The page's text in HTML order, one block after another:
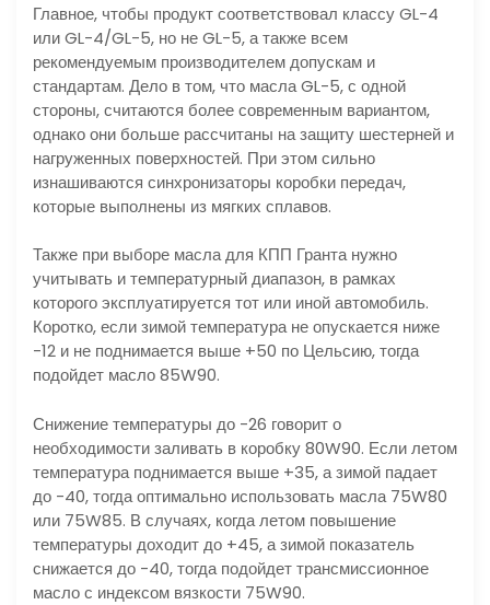
Главное, чтобы продукт соответствовал классу GL-4
или GL-4/GL-5, но не GL-5, а также всем
рекомендуемым производителем допускам и
стандартам. Дело в том, что масла GL-5, с одной
стороны, считаются более современным вариантом,
однако они больше рассчитаны на защиту шестерней и
нагруженных поверхностей. При этом сильно
изнашиваются синхронизаторы коробки передач,
которые выполнены из мягких сплавов.
Также при выборе масла для КПП Гранта нужно
учитывать и температурный диапазон, в рамках
которого эксплуатируется тот или иной автомобиль.
Коротко, если зимой температура не опускается ниже
-12 и не поднимается выше +50 по Цельсию, тогда
подойдет масло 85W90.
Снижение температуры до -26 говорит о
необходимости заливать в коробку 80W90. Если летом
температура поднимается выше +35, а зимой падает
до -40, тогда оптимально использовать масла 75W80
или 75W85. В случаях, когда летом повышение
температуры доходит до +45, а зимой показатель
снижается до -40, тогда подойдет трансмиссионное
масло с индексом вязкости 75W90.